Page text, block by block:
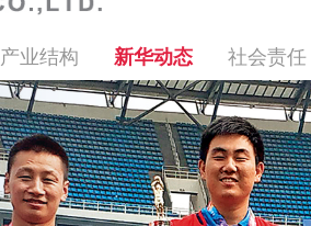
产业结构 新华动态 社会责任